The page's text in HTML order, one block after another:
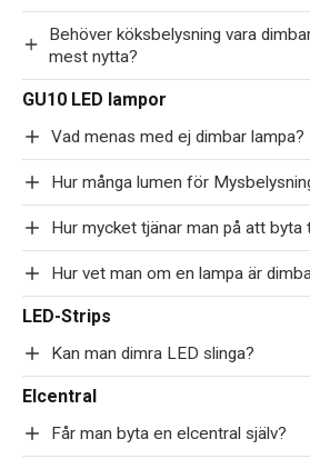
Behöver köksbelysning vara
mest nytta?
GU10 LED lampor
Vad menas med ej dimbar lampa?
Hur många lumen för
Hur mycket tjänar man på att byta
Hur vet man om en lampa är
LED-Strips
Kan man dimra LED slinga?
Elcentral
Får man byta en elcentral själv?